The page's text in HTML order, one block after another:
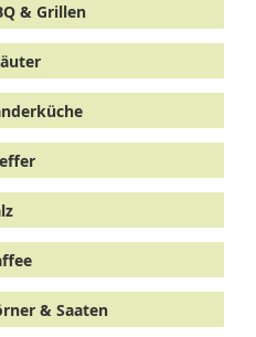
& Grillen
& Saaten